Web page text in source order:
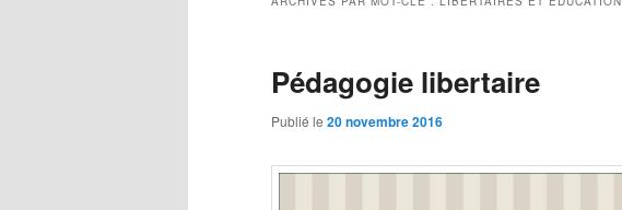
Pédagogie libertaire
Publié le 20 novembre 2016